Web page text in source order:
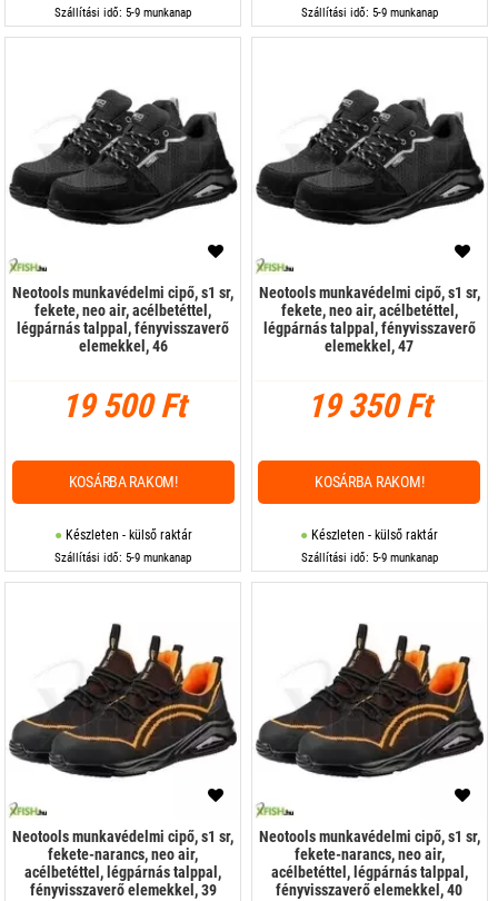
Szállítási idő: 5-9 munkanap Szállítási idő: 5-9 munkanap
Neotools munkavédelmi cipő, s1 sr,
fekete, neo air, acélbetéttel,
légpárnás talppal, fényvisszaverő
elemekkel, 46
19 500 Ft
Készleten - külső raktár
Szállítási idő: 5-9 munkanap
KOSÁRBA RAKOM!
Neotools munkavédelmi cipő, s1 sr,
fekete, neo air, acélbetéttel,
légpárnás talppal, fényvisszaverő
elemekkel, 47
19 350 Ft
Készleten - külső raktár
Szállítási idő: 5-9 munkanap
KOSÁRBA RAKOM!
Neotools munkavédelmi cipő, s1 sr,
fekete-narancs, neo air,
acélbetéttel, légpárnás talppal,
fényvisszaverő elemekkel, 39
Neotools munkavédelmi cipő, s1 sr,
fekete-narancs, neo air,
acélbetéttel, légpárnás talppal,
fényvisszaverő elemekkel, 40